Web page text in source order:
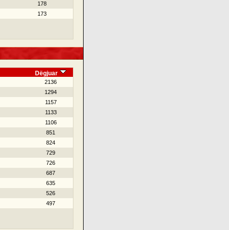
178
173
Dëgjuar
2136
1294
1157
1133
1106
851
824
729
726
687
635
526
497